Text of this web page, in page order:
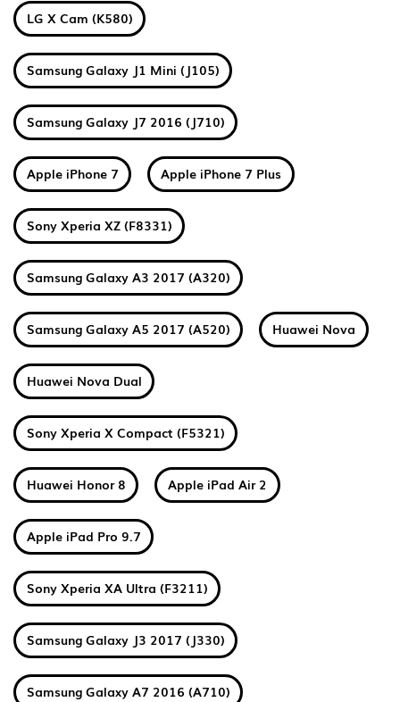
LG X Cam (K580)
Samsung Galaxy J1 Mini (J105)
Samsung Galaxy J7 2016 (J710)
Apple iPhone 7 Apple iPhone 7 Plus
Sony Xperia XZ (F8331)
Samsung Galaxy A3 2017 (A320)
Samsung Galaxy A5 2017 (A520) Huawei Nova
Huawei Nova Dual
Sony Xperia X Compact (F5321)
Huawei Honor 8 Apple iPad Air 2
Apple iPad Pro 9.7
Sony Xperia XA Ultra (F3211)
Samsung Galaxy J3 2017 (J330)
Samsung Galaxy A7 2016 (A710)